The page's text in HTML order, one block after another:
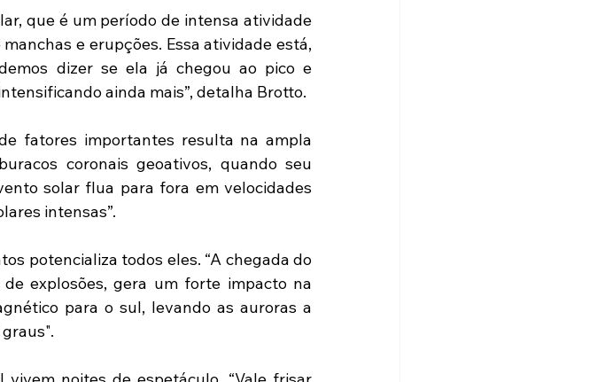
que é um período de intensa atividade
e erupções. Essa atividade está,
dizer se ela já chegou ao pico e
ainda mais”, detalha Brotto.
fatores importantes resulta na ampla
coronais geoativos, quando seu
solar flua para fora em velocidades
intensas”.
potencializa todos eles. “A chegada do
explosões, gera um forte impacto na
para o sul, levando as auroras a